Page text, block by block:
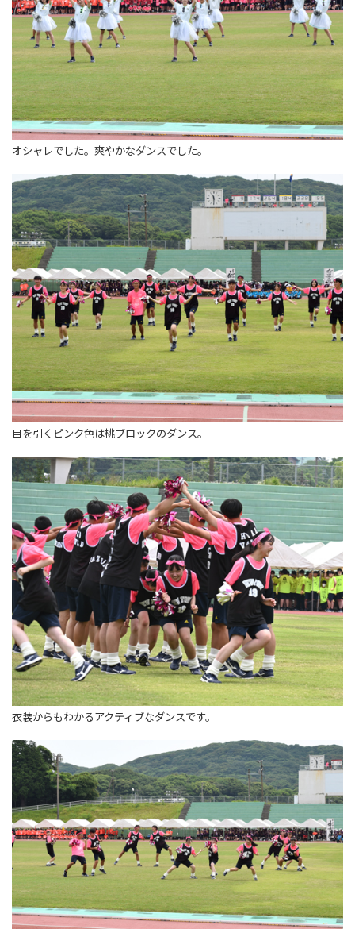
オシャレでした。爽やかなダンスでした。
目を引くピンク色は桃ブロックのダンス。
衣装からもわかるアクティブなダンスです。